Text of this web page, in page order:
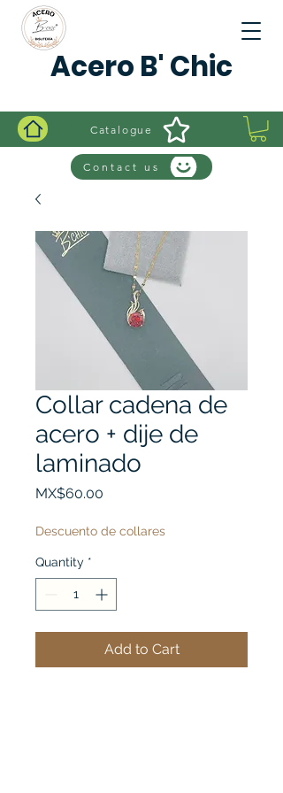
Acero B' Chic
Catalogue
Contact us
Collar cadena de
acero + dije de
laminado
MX$60.00
Descuento de collares
Quantity *
Add to Cart